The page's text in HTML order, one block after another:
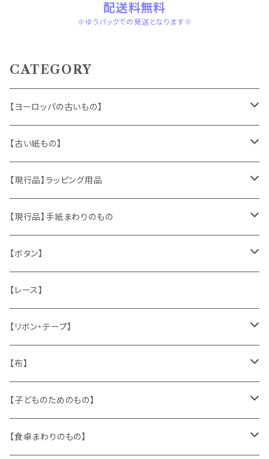
配送料無料
※ゆうパックでの発送となります※
CATEGORY
【ヨーロッパの古いもの】
ヴィンテージアクセサリー
おもちゃ、ぬいぐるみ
くま、テディベア
うさぎ
キャラクター
ピノキオ
ヴィンテージファブリック
ハンドメイド製品
お部屋に飾るもの
メタル製品
缶、箱
陶磁器
文房具
木製品
【古い紙もの】
切手、FDC
ポストカード、カレンダー
マッチラベル、食品ラベル
蔵書票、荷札、ビュバー、伝票
シール、ステッカー、クロモス
袋、箱、ナプキン、コースター
パズル、ゲーム
古本、古雑誌、古えほん
【現行品】ラッピング用品
伝票、タグ、シール
袋、ラッピングペーパー
ひも、テープ
【現行品】手紙まわりのもの
封筒、ポストカード
切手
スタンプ
文房具
【ボタン】
木
貝
メタル
ガラス
プラスチック
【レース】
【リボン・テープ】
チロルテープ・イニシャルテープ
トリム
ワッペン
【布】
キッチンクロス、ナプキン
ニット
【子どものためのもの】
身に着けるもの
【食卓まわりのもの】